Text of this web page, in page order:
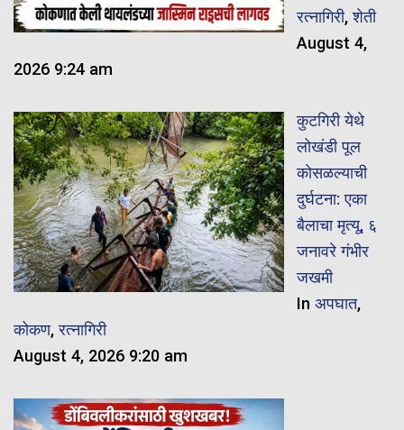
रत्नागिरी,शेती
August 4,
2026 9:24 am
कुटगिरी येथे
लोखंडी पूल
कोसळल्याची
दुर्घटना: एका
बैलाचा मृत्यू, ६
जनावरे गंभीर
जखमी
In अपघात,
कोकण,रत्नागिरी
August 4, 2026 9:20 am